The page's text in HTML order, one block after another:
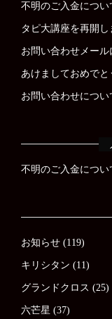
不明のご入金につい
タピ大講座を再開し
お問い合わせメール
あけましておめでと
お問い合わせについ
不明のご入金につい
お知らせ (119)
キリシタン (11)
グランドクロス (25)
六芒星 (37)